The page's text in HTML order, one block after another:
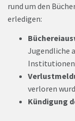
rund um den
erledigen:
Jugendliche
verloren
Kündigung